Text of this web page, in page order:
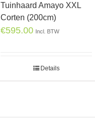
Tuinhaard Amayo XXL
Corten (200cm)
€595.00 Incl. BTW
Details